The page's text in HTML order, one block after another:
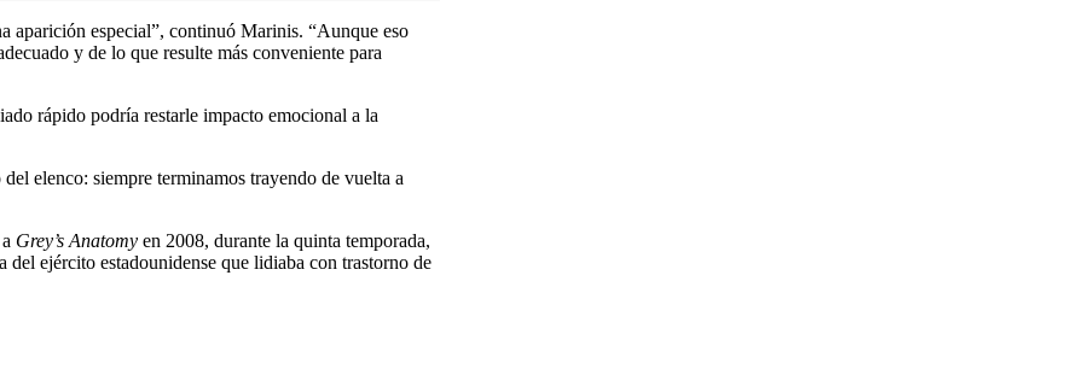
aparición especial”, continuó Marinis. “Aunque eso
y de lo que resulte más conveniente para
rápido podría restarle impacto emocional a la
elenco: siempre terminamos trayendo de vuelta a
Grey’s Anatomy en 2008, durante la quinta temporada,
del ejército estadounidense que lidiaba con trastorno de